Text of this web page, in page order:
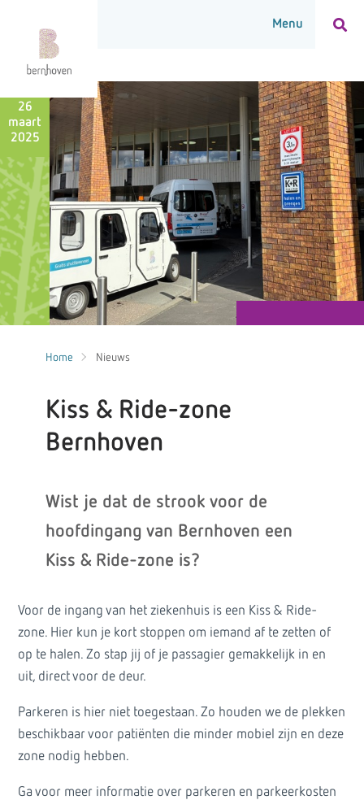
26
maart
2025
Home Nieuws
Kiss & Ride-zone
Bernhoven
Wist je dat de strook voor de
hoofdingang van Bernhoven een
Kiss & Ride-zone is?
Voor de ingang van het ziekenhuis is een Kiss & Ride-
zone. Hier kun je kort stoppen om iemand af te zetten of
op te halen. Zo stap jij of je passagier gemakkelijk in en
uit, direct voor de deur.
Parkeren is hier niet toegestaan. Zo houden we de plekken
beschikbaar voor patiënten die minder mobiel zijn en deze
zone nodig hebben.
Ga voor meer informatie over parkeren en parkeerkosten